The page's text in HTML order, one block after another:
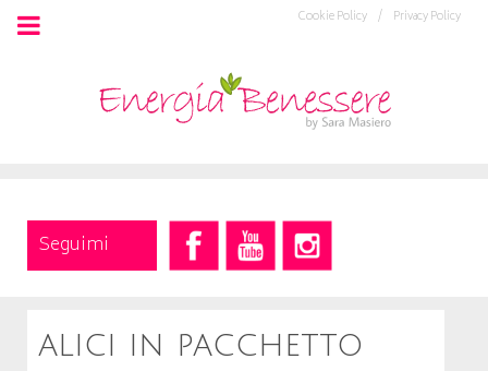
Privacy Policy
Cookie Policy /
Seguimi
alici in pacchetto